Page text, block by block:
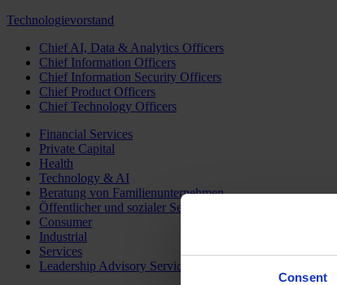
Consent
Technologievorstand
Chief AI, Data & Analytics Officers
Chief Information Officers
Chief Information Security Officers
Chief Product Officers
Chief Technology Officers
Financial Services
Private Capital
Health
Technology & AI
Beratung von Familienunternehmen
Öffentlicher und sozialer Sektor
Consumer
Industrial
Services
Leadership Advisory Services